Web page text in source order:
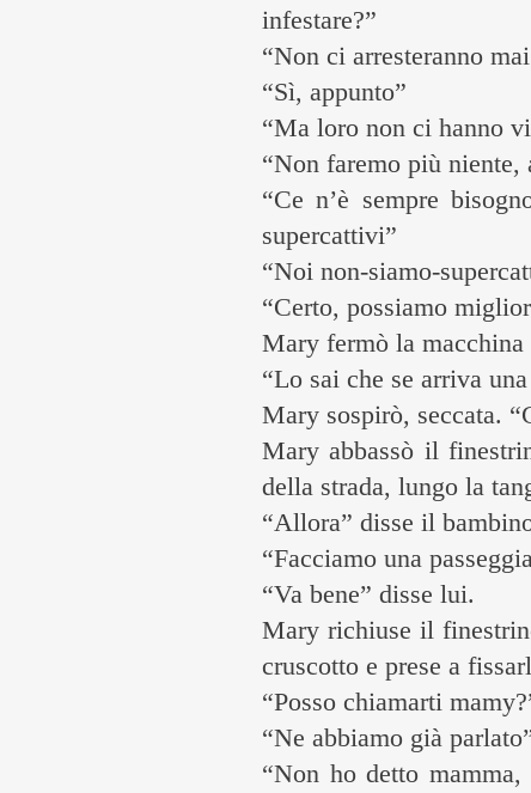
infestare?”
“Non ci arresteranno
“Sì, appunto”
“Ma loro non ci hanno
“Non faremo più niente,
“Ce n’è sempre
supercattivi”
“Noi non-siamo-
“Certo, possiamo
Mary fermò la macchina
“Lo sai che se arriva
Mary sospirò, seccata.
Mary abbassò il
della strada, lungo la
“Allora” disse il
“Facciamo una
“Va bene” disse lui.
Mary richiuse il
cruscotto e prese a
“Posso chiamarti
“Ne abbiamo già
“Non ho detto